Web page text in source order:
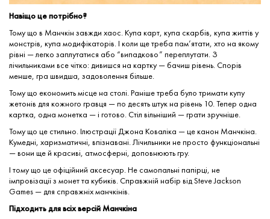
Навіщо це потрібно?
Тому що в Манчкін завжди хаос. Купа карт, купа скарбів, купа життів у
монстрів, купа модифікаторів. І коли ще треба пам’ятати, хто на якому
рівні — легко заплутатися або “випадково” переплутати. З
лічильниками все чітко: дивишся на картку — бачиш рівень. Спорів
менше, гра швидша, задоволення більше.
Тому що економить місце на столі. Раніше треба було тримати купу
жетонів для кожного гравця — по десять штук на рівень 10. Тепер одна
картка, одна монетка — і готово. Стіл вільніший — грати зручніше.
Тому що це стильно. Ілюстрації Джона Коваліка — це канон Манчкіна.
Кумедні, харизматичні, впізнавані. Лічильники не просто функціональні
— вони ще й красиві, атмосферні, доповнюють гру.
І тому що це офіційний аксесуар. Не самопальні папірці, не
імпровізації з монет та кубиків. Справжній набір від Steve Jackson
Games — для справжніх манчкінів.
Підходить для всіх версій Манчкіна